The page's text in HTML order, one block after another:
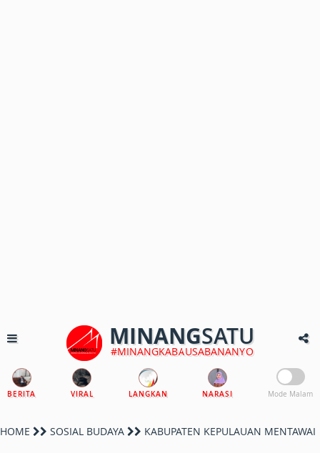
MINANGSATU
#MINANGKABAUSABANANYO
BERITA VIRAL LANGKAN NARASI Mode Malam
HOME SOSIAL BUDAYA KABUPATEN KEPULAUAN MENTAWAI